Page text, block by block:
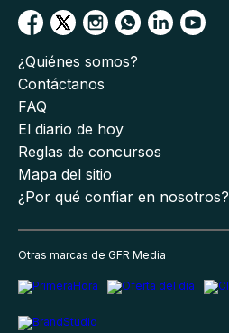
¿Quiénes somos?
Contáctanos
FAQ
El diario de hoy
Reglas de concursos
Mapa del sitio
¿Por qué confiar en nosotros?
Otras marcas de GFR Media